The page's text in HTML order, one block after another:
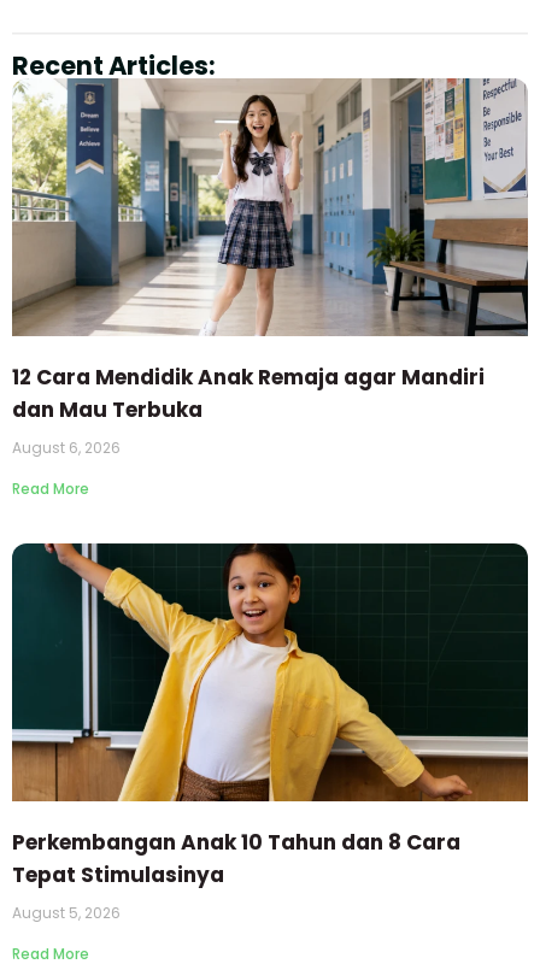
Recent Articles:
12 Cara Mendidik Anak Remaja agar Mandiri
dan Mau Terbuka
August 6, 2026
Read More
Perkembangan Anak 10 Tahun dan 8 Cara
Tepat Stimulasinya
August 5, 2026
Read More